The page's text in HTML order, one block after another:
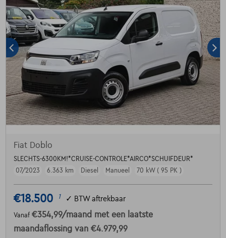
Fiat Doblo
SLECHTS-6300KM!*CRUISE-CONTROLE*AIRCO*SCHUIFDEUR*
07/2023
6.363 km Diesel Manueel 70 kW ( 95 PK )
€18.500 1 ✓ BTW aftrekbaar
Vanaf €354,99/maand met een laatste
maandaflossing van €4.979,99